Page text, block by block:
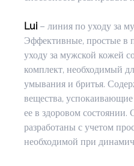
Lui – линия по уходу за
Эффективные, простые в
уходу за мужской кожей
комплект, необходимый
умывания и бритья.
вещества,
ее в здоровом состоянии.
разработаны с учетом
необходимой при